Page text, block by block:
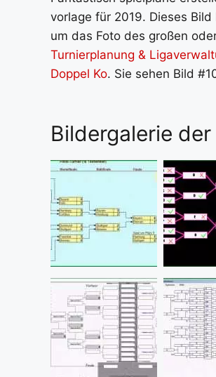
vorlage für 2019. Dieses
um das Foto des großen
Turnierplanung &
Doppel Ko. Sie sehen Bild
Bildergalerie